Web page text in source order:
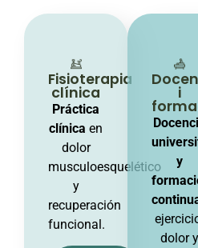
Fisioterapia
clínica
Práctica
clínica en
dolor
musculoesquelético
y
recuperación
funcional.
i
y
dolor y